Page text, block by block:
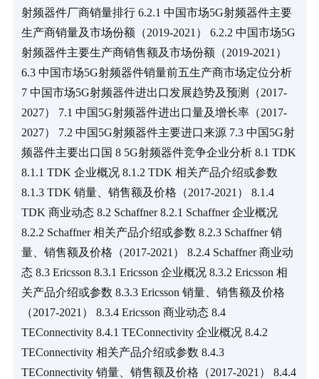
射频器件厂商销量排行 6.2.1 中国市场5G射频器件主要
生产商销量及市场份额（2019-2021） 6.2.2 中国市场5G
射频器件主要生产商销售额及市场份额（2019-2021）
6.3 中国市场5G射频器件销量前五生产商市场定位分析
7 中国市场5G射频器件进出口发展趋势及预测（2017-
2027） 7.1 中国5G射频器件进出口量及增长率（2017-
2027） 7.2 中国5G射频器件主要进口来源 7.3 中国5G射
频器件主要出口国 8 5G射频器件竞争企业分析 8.1 TDK
8.1.1 TDK 企业概况 8.1.2 TDK 相关产品介绍或参数
8.1.3 TDK 销量、销售额及价格（2017-2021） 8.1.4
TDK 商业动态 8.2 Schaffner 8.2.1 Schaffner 企业概况
8.2.2 Schaffner 相关产品介绍或参数 8.2.3 Schaffner 销
量、销售额及价格（2017-2021） 8.2.4 Schaffner 商业动
态 8.3 Ericsson 8.3.1 Ericsson 企业概况 8.3.2 Ericsson 相
关产品介绍或参数 8.3.3 Ericsson 销量、销售额及价格
（2017-2021） 8.3.4 Ericsson 商业动态 8.4
TEConnectivity 8.4.1 TEConnectivity 企业概况 8.4.2
TEConnectivity 相关产品介绍或参数 8.4.3
TEConnectivity 销量、销售额及价格（2017-2021） 8.4.4